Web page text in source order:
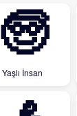
🧓
Yaşlı İnsan